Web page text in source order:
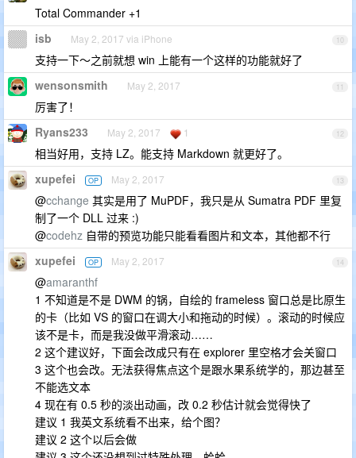
Total Commander +1
10
isb May 2, 2017 via iPhone
支持一下～之前就想 win 上能有一个这样的功能就好了
11
wensonsmith May 2, 2017
厉害了！
12
Ryans233 May 2, 2017 1
相当好用，支持 LZ。能支持 Markdown 就更好了。
13
xupefei OP May 2, 2017
@cchange 其实是用了 MuPDF，我只是从 Sumatra PDF 里复
制了一个 DLL 过来 :)
@codehz 自带的预览功能只能看看图片和文本，其他都不行
14
xupefei OP May 2, 2017
@amaranthf
1 不知道是不是 DWM 的锅，自绘的 frameless 窗口总是比原生
的卡（比如 VS 的窗口在调大小和拖动的时候）。滚动的时候应
该不是卡，而是我没做平滑滚动……
2 这个建议好，下面会改成只有在 explorer 里空格才会关窗口
3 这个也会改。无法获得焦点这个是跟水果系统学的，那边甚至
不能选文本
4 现在有 0.5 秒的淡出动画，改 0.2 秒估计就会觉得快了
建议 1 我英文系统看不出来，给个图？
建议 2 这个以后会做